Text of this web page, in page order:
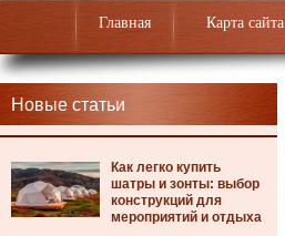
Главная Карта сайта
Новые статьи
Как легко купить
шатры и зонты: выбор
конструкций для
мероприятий и отдыха